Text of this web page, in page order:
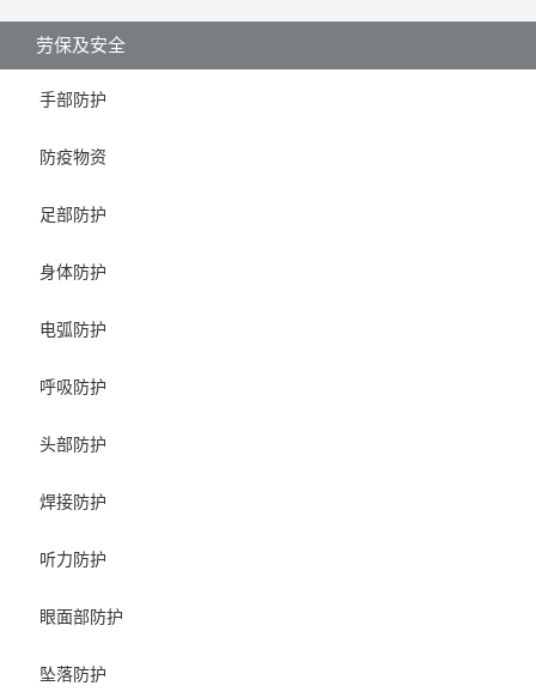
劳保及安全
手部防护
防疫物资
足部防护
身体防护
电弧防护
呼吸防护
头部防护
焊接防护
听力防护
眼面部防护
坠落防护